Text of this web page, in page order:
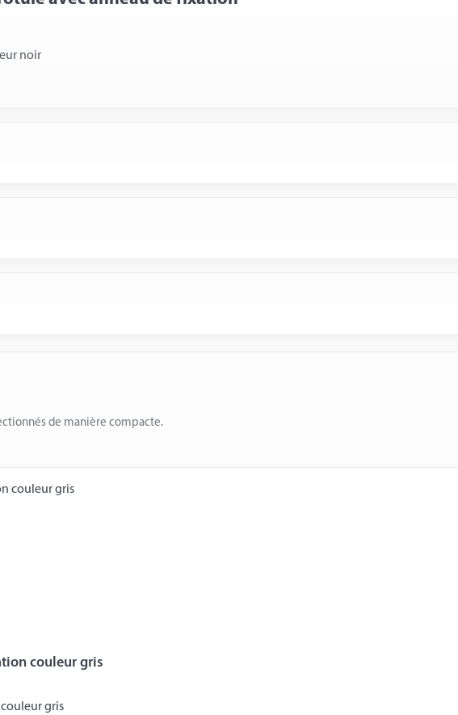
Câche rotule avec anneau de fixation, couleur noir
de manière compacte.
couleur gris
gris